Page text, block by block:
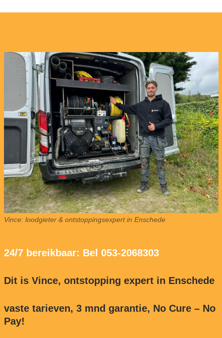
Vince: loodgieter & ontstoppingsexpert in Enschede
24/7 bereikbaar: Bel 053-2068303
Dit is Vince, ontstopping expert in Enschede
vaste tarieven, 3 mnd garantie, No Cure – No
Pay!